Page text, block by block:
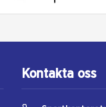
Kontakta oss